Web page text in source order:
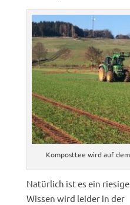
Komposttee wird auf
Natürlich ist es ein
Wissen wird leider in der